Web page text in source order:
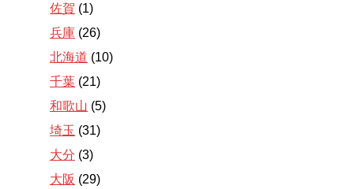
佐賀 (1)
兵庫 (26)
北海道 (10)
千葉 (21)
和歌山 (5)
埼玉 (31)
大分 (3)
大阪 (29)